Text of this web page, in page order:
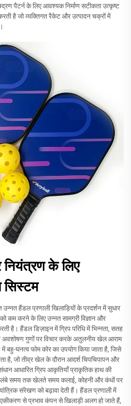
पैटर्न के लिए आवश्यक निर्माण सटीकता उत्कृष्ट
है जो व्यक्तिगत रैकेट और उत्पादन चक्रों में
के लिए
सिस्टम
हैंडल प्रणाली खिलाड़ियों के प्रदर्शन में सुधार
कम करने के लिए उन्नत सामग्री विज्ञान और
है। हैंडल डिज़ाइन में ग्रिप परिधि में भिन्नता, सतह
गुणों पर विचार करके अतुलनीय खेल आराम
में बहु-घनत्व फोम कोर का उपयोग किया जाता है, जिसे
है, जो तीव्र खेल के दौरान आदर्श चिपचिपापन और
आधारित ग्रिप आकृतियाँ प्राकृतिक हाथ की
लंबे समय तक खेलते समय कलाई, कोहनी और कंधों पर
संरेखण को बढ़ावा देती हैं। हैंडल प्रणाली में
से प्रभाव कंपन से खिलाड़ी अलग हो जाते हैं,